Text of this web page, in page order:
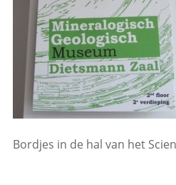
Bordjes in de hal van het